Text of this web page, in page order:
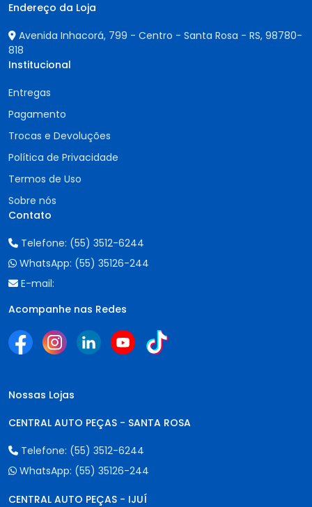
Endereço da Loja
Avenida Inhacorá, 799 - Centro - Santa Rosa - RS, 98780-
818
Institucional
Entregas
Pagamento
Trocas e Devoluções
Política de Privacidade
Termos de Uso
Sobre nós
Contato
Telefone: (55) 3512-6244
WhatsApp: (55) 35126-244
E-mail:
Acompanhe nas Redes
Nossas Lojas
CENTRAL AUTO PEÇAS - SANTA ROSA
Telefone: (55) 3512-6244
WhatsApp: (55) 35126-244
CENTRAL AUTO PEÇAS - IJUÍ